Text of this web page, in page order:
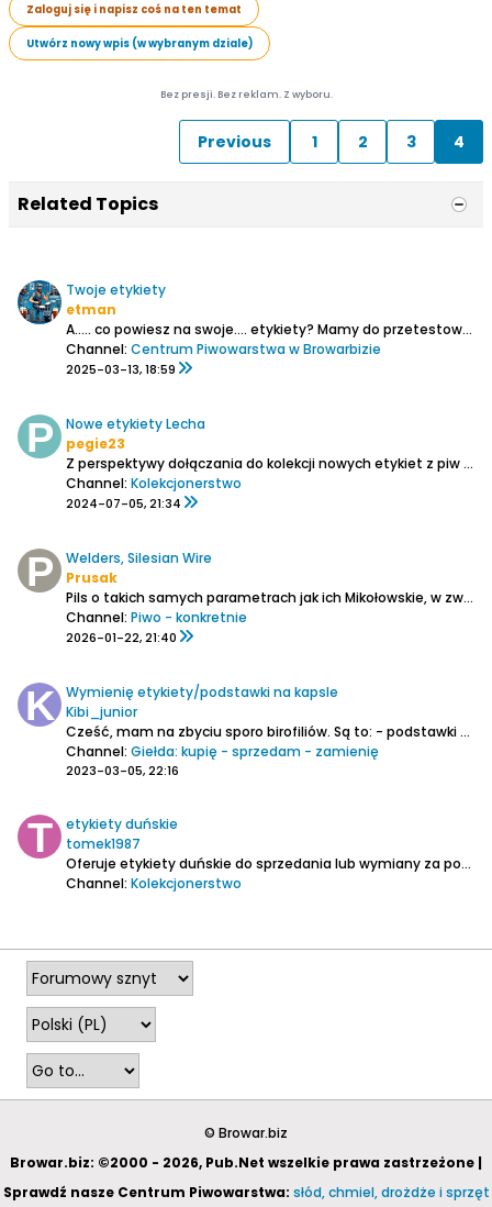
Zaloguj się i napisz coś na ten temat
Utwórz nowy wpis (w wybranym dziale)
Bez presji. Bez reklam. Z wyboru.
Previous 1 2 3 4
Related Topics
Twoje etykiety
etman
A..... co powiesz na swoje.... etykiety? Mamy do przetestowania parę spraw przed wprowadzeniem do sklepu i potrzebujemy na wstępie kilku-kilkunastu ochotników, którzy nam pomogą i w efekcie otrzymają gratis za darmoszkie po pakieciku powiedzmy 20 szt. etykiet - dołożonych do zamówienia....
Channel: Centrum Piwowarstwa w Browarbizie
2025-03-13, 18:59
Nowe etykiety Lecha
pegie23
Z perspektywy dołączania do kolekcji nowych etykiet z piw Lech, jak je traktujecie? Na butelkach są teraz jakby dwie etykiety, jedna z napisem Lech, a druga z dużym L. Traktujecie je jako dwie etykiety i liczycie +2 do kolekcji? Czy jedną z nich traktujecie jako kontrę? Jeśli tak to którą?
Channel: Kolekcjonerstwo
2024-07-05, 21:34
Welders, Silesian Wire
Prusak
Pils o takich samych parametrach jak ich Mikołowskie, w związku z czym rodzi się podejrzenie, że to tylko kwestia zmiany etykiety.
Channel: Piwo - konkretnie
2026-01-22, 21:40
Wymienię etykiety/podstawki na kapsle
Kibi_junior
Cześć,mam na zbyciu sporo birofiliów. Są to: - podstawki polskie oraz zagraniczne
Channel: Giełda: kupię - sprzedam - zamienię
2023-03-05, 22:16
etykiety duńskie
tomek1987
Oferuje etykiety duńskie do sprzedania lub wymiany za podstawki lub etykiety polskie...
Channel: Kolekcjonerstwo
© Browar.biz
Browar.biz: ©2000 - 2026, Pub.Net wszelkie prawa zastrzeżone |
Sprawdź nasze Centrum Piwowarstwa: słód, chmiel, drożdże i sprzęt